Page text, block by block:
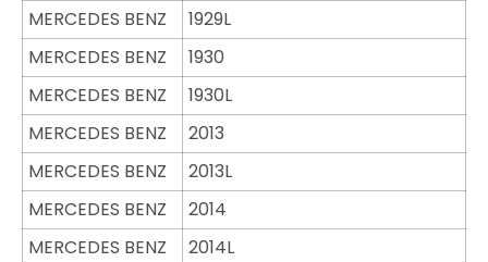
MERCEDES BENZ
1929L
MERCEDES BENZ
1930
MERCEDES BENZ
1930L
MERCEDES BENZ
2013
MERCEDES BENZ
2013L
MERCEDES BENZ
2014
MERCEDES BENZ
2014L